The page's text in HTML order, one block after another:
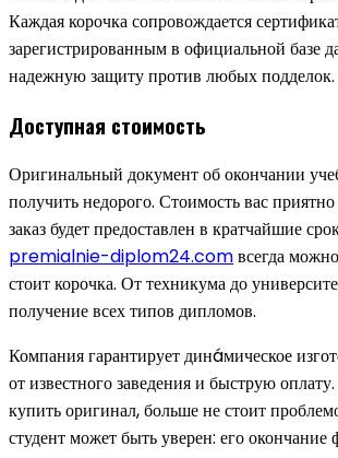
Каждая корочка сопровождается
зарегистрированным в официальной базе
надежную защиту против любых подделок.
Доступная стоимость
Оригинальный документ об окончании
получить недорого. Стоимость вас
заказ будет предоставлен в кратчайшие
premialnie-diplom24.comвсегда
стоит корочка. От техникума до
получение всех типов дипломов.
Компания гарантирует динáмическое
от известного заведения и быструю
купить оригинал, больше не стоит
студент может быть уверен: его окончание